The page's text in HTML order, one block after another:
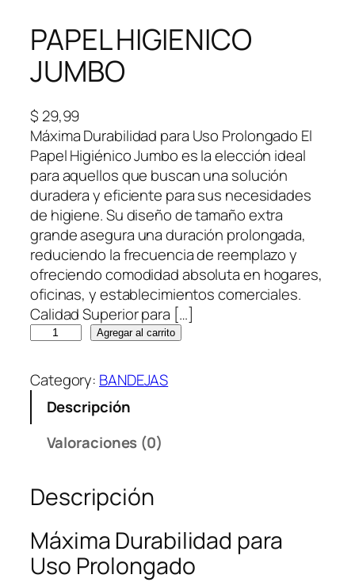
PAPEL HIGIENICO
JUMBO
$ 29,99
Máxima Durabilidad para Uso Prolongado El
Papel Higiénico Jumbo es la elección ideal
para aquellos que buscan una solución
duradera y eficiente para sus necesidades
de higiene. Su diseño de tamaño extra
grande asegura una duración prolongada,
reduciendo la frecuencia de reemplazo y
ofreciendo comodidad absoluta en hogares,
oficinas, y establecimientos comerciales.
Calidad Superior para […]
P
E
I
E
N
I
C
Agregar al carrito
Category: BANDEJAS
Descripción
Valoraciones (0)
Descripción
Máxima Durabilidad para
Uso Prolongado